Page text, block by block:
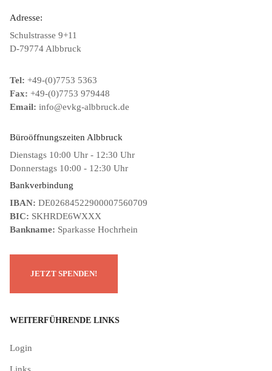
Adresse:
Schulstrasse 9+11
D-79774 Albbruck
Tel: +49-(0)7753 5363
Fax: +49-(0)7753 979448
Email: info@evkg-albbruck.de
Büroöffnungszeiten Albbruck
Dienstags 10:00 Uhr - 12:30 Uhr
Donnerstags 10:00 - 12:30 Uhr
Bankverbindung
IBAN: DE02684522900007560709
BIC: SKHRDE6WXXX
Bankname: Sparkasse Hochrhein
WEITERFÜHRENDE LINKS
Login